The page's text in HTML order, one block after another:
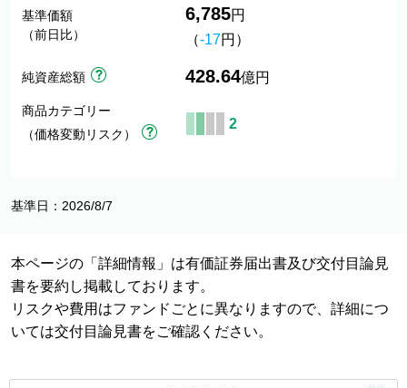
基準価額
（前日比）
6,785円
（-17円）
純資産総額 428.64億円
商品カテゴリー
（価格変動リスク）
2
基準日：2026/8/7
本ページの「詳細情報」は有価証券届出書及び交付目論見
書を要約し掲載しております。
リスクや費用はファンドごとに異なりますので、詳細につ
いては交付目論見書をご確認ください。